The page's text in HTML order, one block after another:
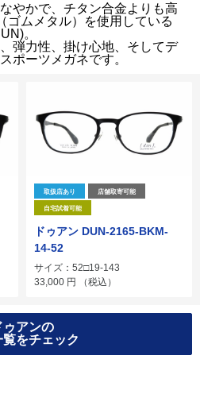
やかで、チタン合金よりも高
ゴムメタル）を使用している
。
弾力性、掛け心地、そしてデ
ポーツメガネです。
取扱店あり 店舗取寄可能
自宅試着可能
ドゥアン DUN-2165-BKM-
14-52
サイズ：52□19-143
33,000 円 （税込）
ゥアンの
をチェック